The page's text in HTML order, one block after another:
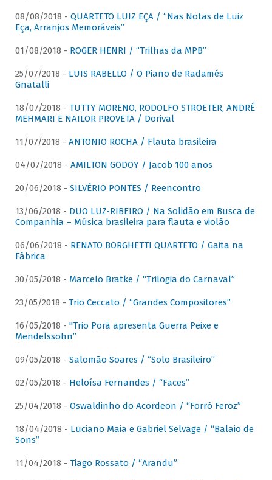
08/08/2018 - QUARTETO LUIZ EÇA / “Nas Notas de Luiz
Eça, Arranjos Memoráveis”
01/08/2018 - ROGER HENRI / “Trilhas da MPB”
25/07/2018 - LUIS RABELLO / O Piano de Radamés
Gnatalli
18/07/2018 - TUTTY MORENO, RODOLFO STROETER, ANDRÉ
MEHMARI E NAILOR PROVETA / Dorival
11/07/2018 - ANTONIO ROCHA / Flauta brasileira
04/07/2018 - AMILTON GODOY / Jacob 100 anos
20/06/2018 - SILVÉRIO PONTES / Reencontro
13/06/2018 - DUO LUZ-RIBEIRO / Na Solidão em Busca de
Companhia – Música brasileira para flauta e violão
06/06/2018 - RENATO BORGHETTI QUARTETO / Gaita na
Fábrica
30/05/2018 - Marcelo Bratke / “Trilogia do Carnaval”
23/05/2018 - Trio Ceccato / “Grandes Compositores”
16/05/2018 - "Trio Porã apresenta Guerra Peixe e
Mendelssohn”
09/05/2018 - Salomão Soares / “Solo Brasileiro”
02/05/2018 - Heloísa Fernandes / “Faces”
25/04/2018 - Oswaldinho do Acordeon / “Forró Feroz”
18/04/2018 - Luciano Maia e Gabriel Selvage / “Balaio de
Sons”
11/04/2018 - Tiago Rossato / “Arandu”